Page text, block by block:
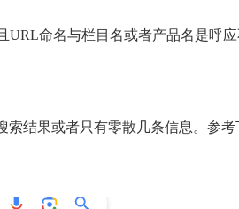
命名与栏目名或者产品名是呼应
结果或者只有零散几条信息。参